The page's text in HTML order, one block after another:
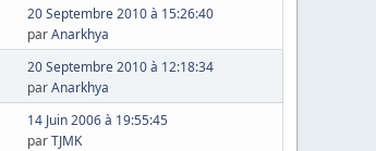
20 Septembre 2010 à 15:26:40
parAnarkhya
20 Septembre 2010 à 12:18:34
parAnarkhya
14 Juin 2006 à 19:55:45
parTJMK